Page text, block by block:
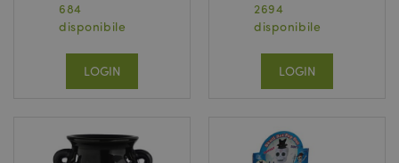
684
disponibile
LOGIN
2694
disponibile
LOGIN